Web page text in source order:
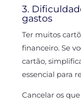
3.
gastos
Ter muitos
financeiro. Se
cartão,
essencial para
Cancelar os